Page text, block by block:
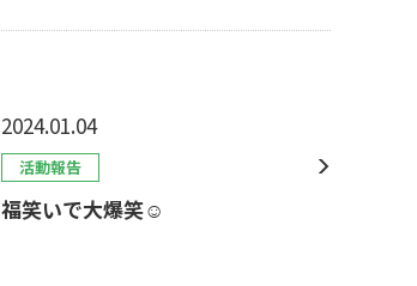
2024.01.04
活動報告
福笑いで大爆笑☺️